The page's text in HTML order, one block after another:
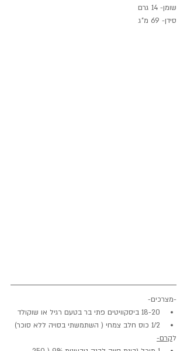
שומן- 14 גרם
סידן- 69 מ"ג
-מצרכים-
18-20 ביסקוויטים פתי בר בטעם רגיל או שוקולד
1/2 כוס חלב צמחי ( השתמשתי בסויה ללא סוכר)
לקרם-